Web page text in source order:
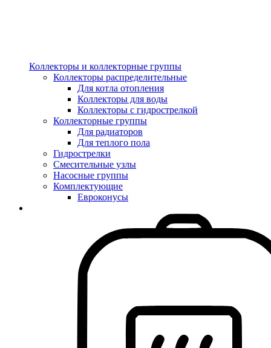
Коллекторы и коллекторные группы
Коллекторы распределительные
Для котла отопления
Коллекторы для воды
Коллекторы с гидрострелкой
Коллекторные группы
Для радиаторов
Для теплого пола
Гидрострелки
Смесительные узлы
Насосные группы
Комплектующие
Евроконусы